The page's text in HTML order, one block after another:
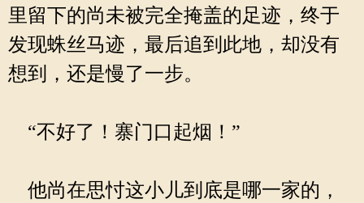
里留下的尚未被完全掩盖的足迹，终于
发现蛛丝马迹，最后追到此地，却没有
想到，还是慢了一步。
“不好了！寨门口起烟！”
他尚在思忖这小儿到底是哪一家的，